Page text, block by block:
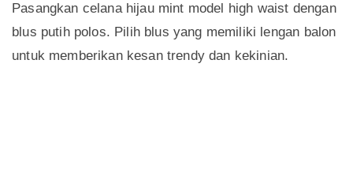
Pasangkan celana hijau mint model high waist dengan
blus putih polos. Pilih blus yang memiliki lengan balon
untuk memberikan kesan trendy dan kekinian.